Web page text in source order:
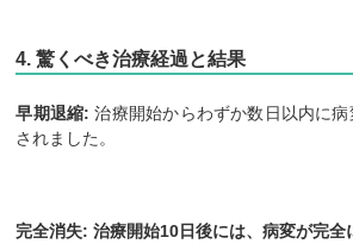
4. 驚くべき治療経過と結果
早期退縮: 治療開始からわずか数日以内に
されました。
完全消失: 治療開始10日後には、病変が完全